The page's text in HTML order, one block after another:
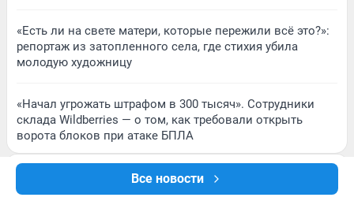
Все новости
«Есть ли на свете матери, которые пережили всё это?»:
репортаж из затопленного села, где стихия убила
молодую художницу
«Начал угрожать штрафом в 300 тысяч». Сотрудники
склада Wildberries — о том, как требовали открыть
ворота блоков при атаке БПЛА